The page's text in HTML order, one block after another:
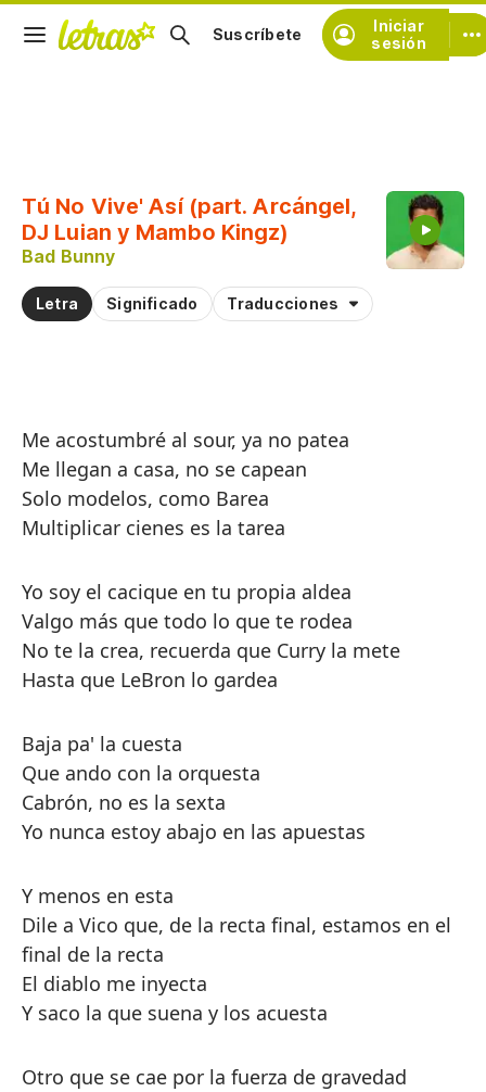
Iniciar
sesión
Suscríbete
Tú No Vive' Así (part. Arcángel,
DJ Luian y Mambo Kingz)
Bad Bunny
Letra Significado Traducciones
Me acostumbré al sour, ya no patea
Me llegan a casa, no se capean
Solo modelos, como Barea
Multiplicar cienes es la tarea
Yo soy el cacique en tu propia aldea
Valgo más que todo lo que te rodea
No te la crea, recuerda que Curry la mete
Hasta que LeBron lo gardea
Baja pa' la cuesta
Que ando con la orquesta
Cabrón, no es la sexta
Yo nunca estoy abajo en las apuestas
Y menos en esta
Dile a Vico que, de la recta final, estamos en el
final de la recta
El diablo me inyecta
Y saco la que suena y los acuesta
Otro que se cae por la fuerza de gravedad
Practicar la pronunciación de